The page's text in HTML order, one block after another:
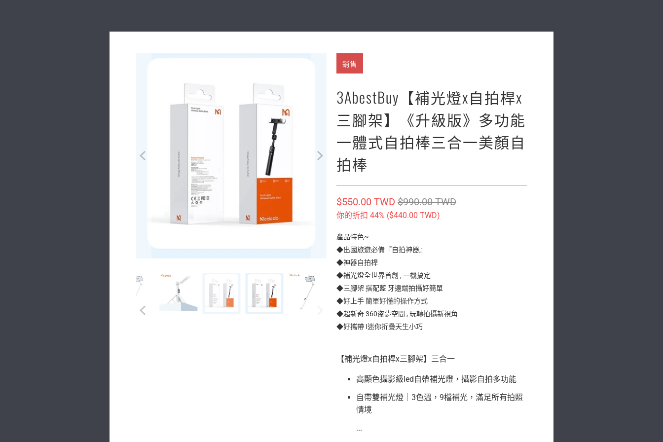
銷售
3AbestBuy【補光燈x自拍桿x
三腳架】《升級版》多功能
一體式自拍棒三合一美顏自
拍棒
$550.00 TWD $990.00 TWD
你的折扣 44% ($440.00 TWD)
產品特色~
◆出國旅遊必備『自拍神器』
◆神器自拍桿
◆補光燈全世界首創 , 一機搞定
◆三腳架 搭配藍 牙遠端拍攝好簡單
◆好上手 簡單好懂的操作方式
◆超新奇 360盗夢空間 , 玩轉拍攝新視角
◆好攜帶 I迷你折疊天生小巧
【補光燈x自拍桿x三腳架】三合一
高顯色攝影級led自帶補光燈，攝影自拍多功能
自帶雙補光燈｜3色溫，9檔補光，滿足所有拍照
情境
...